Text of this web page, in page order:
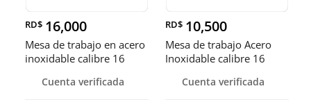
RD$ 16,000
Mesa de trabajo en acero
inoxidable calibre 16
Cuenta verificada
RD$ 10,500
Mesa de trabajo Acero
Inoxidable calibre 16
Cuenta verificada